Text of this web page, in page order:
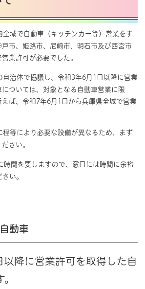
全域で自動車（キッチンカー等）営業をす
市、姫路市、尼崎市、明石市及び西宮市
業許可が必要でした。
自治体で協議し、令和3年6月1日以降に営業
ついては、対象となる自動車営業に限
えば、令和7年6月1日から兵庫県全域で営業
等により必要な設備が異なるため、まず
さい。
時間を要しますので、窓口には時間に余裕
い。
動車
降に営業許可を取得した自